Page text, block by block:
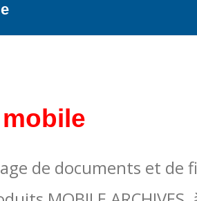
de documents et de